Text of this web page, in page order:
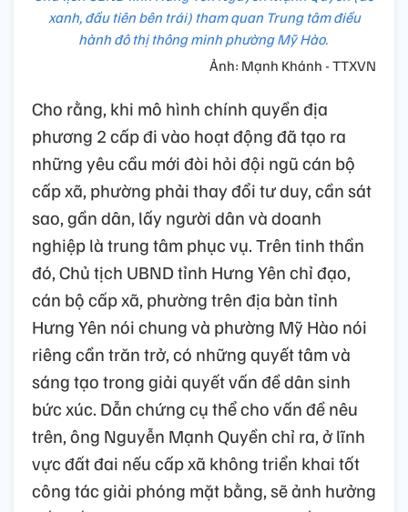
xanh, đầu tiên bên trái) tham quan Trung tâm điều
hành đô thị thông minh phường Mỹ Hào.
Ảnh: Mạnh Khánh - TTXVN
Cho rằng, khi mô hình chính quyền địa
phương 2 cấp đi vào hoạt động đã tạo ra
những yêu cầu mới đòi hỏi đội ngũ cán bộ
cấp xã, phường phải thay đổi tư duy, cần sát
sao, gần dân, lấy người dân và doanh
nghiệp là trung tâm phục vụ. Trên tinh thần
đó, Chủ tịch UBND tỉnh Hưng Yên chỉ đạo,
cán bộ cấp xã, phường trên địa bàn tỉnh
Hưng Yên nói chung và phường Mỹ Hào nói
riêng cần trăn trở, có những quyết tâm và
sáng tạo trong giải quyết vấn đề dân sinh
bức xúc. Dẫn chứng cụ thể cho vấn đề nêu
trên, ông Nguyễn Mạnh Quyền chỉ ra, ở lĩnh
vực đất đai nếu cấp xã không triển khai tốt
công tác giải phóng mặt bằng, sẽ ảnh hưởng